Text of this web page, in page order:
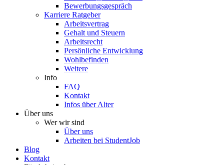
Bewerbungsgespräch
Karriere Ratgeber
Arbeitsvertrag
Gehalt und Steuern
Arbeitsrecht
Persönliche Entwicklung
Wohlbefinden
Weitere
Info
FAQ
Kontakt
Infos über Alter
Über uns
Wer wir sind
Über uns
Arbeiten bei StudentJob
Blog
Kontakt